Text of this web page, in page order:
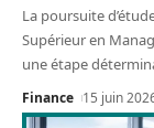
La poursuite
Supérieur en
une étape
Finance 15 juin